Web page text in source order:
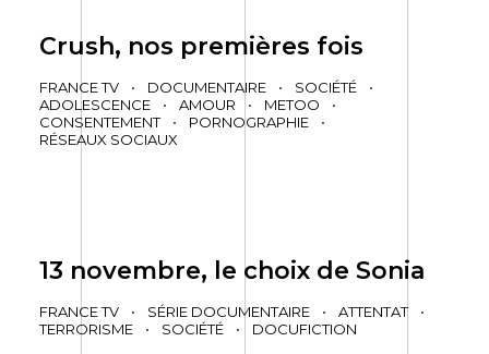
Crush, nos premières fois
FRANCE TV • DOCUMENTAIRE • SOCIÉTÉ
•
ADOLESCENCE
• AMOUR • METOO
•
CONSENTEMENT
• PORNOGRAPHIE
•
RÉSEAUX SOCIAUX
13 novembre, le choix de Sonia
FRANCE TV • SÉRIE DOCUMENTAIRE • ATTENTAT
•
TERRORISME
• SOCIÉTÉ • DOCUFICTION